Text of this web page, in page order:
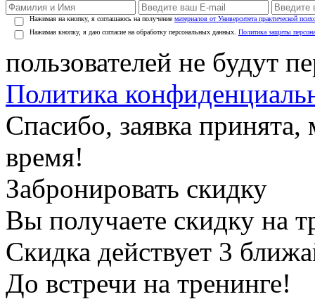
Нажимая на кнопку, я соглашаюсь на получение материалов от Университета практической
Нажимая кнопку, я даю согласие на обработку персональных данных. Политика защиты
пользователей не будут
Политика
Спасибо, заявка
время!
Забронировать скидку
Вы получаете скидку на
Скидка действует 3
До встречи на тренинге!